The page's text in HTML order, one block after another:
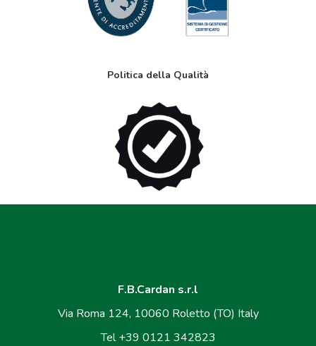
Politica della Qualità
F.B.Cardan s.r.l
Via Roma 124, 10060 Roletto (TO) Italy
Tel +39 0121 342823